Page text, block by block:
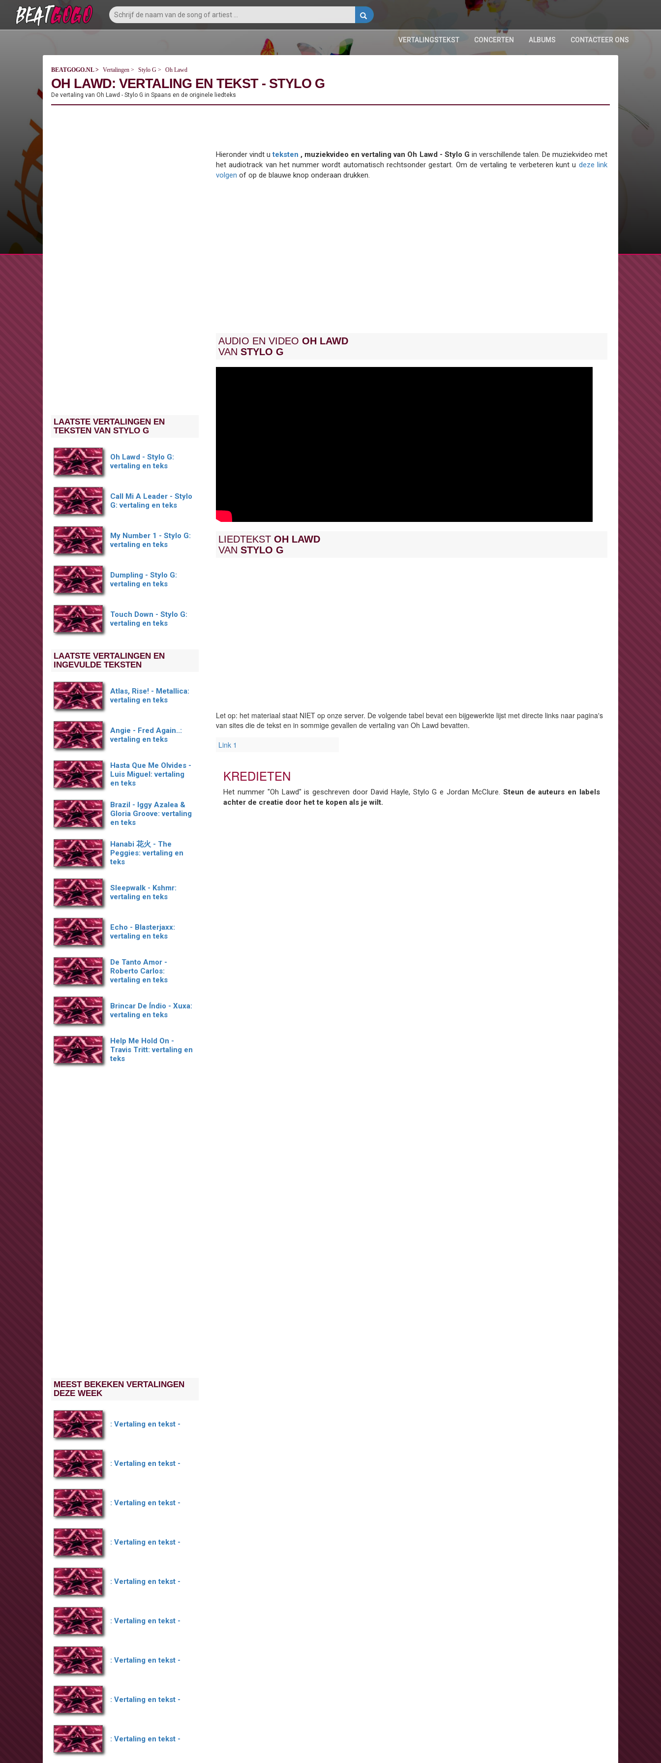
VERTALINGSTEKST CONCERTEN ALBUMS CONTACTEER ONS
BEATGOGO.NL Vertalingen Stylo G Oh Lawd
OH LAWD: VERTALING EN TEKST - STYLO G
De vertaling van Oh Lawd - Stylo G in Spaans en de originele liedteks
Hieronder vindt uteksten , muziekvideo en vertaling van Oh Lawd - Stylo G in verschillende talen. De muziekvideo met
het audiotrack van het nummer wordt automatisch rechtsonder gestart. Om de vertaling te verbeteren kunt u deze link
volgen of op de blauwe knop onderaan drukken.
AUDIO EN VIDEO OH LAWD
VAN STYLO G
LIEDTEKST OH LAWD
VAN STYLO G
Let op: het materiaal staat NIET op onze server. De volgende tabel bevat een bijgewerkte lijst met directe links naar pagina's
van sites die de tekst en in sommige gevallen de vertaling van Oh Lawd bevatten.
Link 1
KREDIETEN
Het nummer "Oh Lawd" is geschreven door David Hayle, Stylo G e Jordan McClure. Steun de auteurs en labels
achter de creatie door het te kopen als je wilt.
LAATSTE VERTALINGEN EN
TEKSTEN VAN STYLO G
Oh Lawd - Stylo G:
vertaling en teks
Call Mi A Leader - Stylo
G: vertaling en teks
My Number 1 - Stylo G:
vertaling en teks
Dumpling - Stylo G:
vertaling en teks
Touch Down - Stylo G:
vertaling en teks
LAATSTE VERTALINGEN EN
INGEVULDE TEKSTEN
Atlas, Rise! - Metallica:
vertaling en teks
Angie - Fred Again..:
vertaling en teks
Hasta Que Me Olvides -
Luis Miguel: vertaling
en teks
Brazil - Iggy Azalea &
Gloria Groove: vertaling
en teks
Hanabi 花火 - The
Peggies: vertaling en
teks
Sleepwalk - Kshmr:
vertaling en teks
Echo - Blasterjaxx:
vertaling en teks
De Tanto Amor -
Roberto Carlos:
vertaling en teks
Brincar De Índio - Xuxa:
vertaling en teks
Help Me Hold On -
Travis Tritt: vertaling en
teks
MEEST BEKEKEN VERTALINGEN
DEZE WEEK
: Vertaling en tekst -
: Vertaling en tekst -
: Vertaling en tekst -
: Vertaling en tekst -
: Vertaling en tekst -
: Vertaling en tekst -
: Vertaling en tekst -
: Vertaling en tekst -
: Vertaling en tekst -